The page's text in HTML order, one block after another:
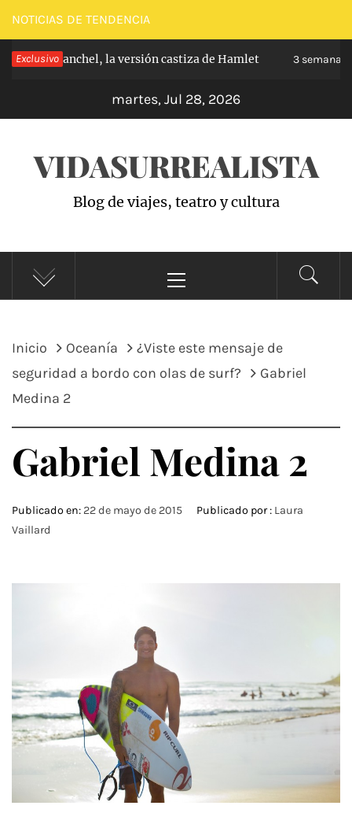
Saltar
al
contenido
NOTICIAS DE TENDENCIA
Exclusivo
de Carabanchel, la versión castiza de Hamlet 3 semanas
martes, Jul 28, 2026
VIDASURREALISTA
Blog de viajes, teatro y cultura
principal
Inicio Oceanía
¿Viste este mensaje de
seguridad a bordo con olas de surf?
Gabriel
Medina 2
Gabriel Medina 2
Publicado en: 22 de mayo de 2015 Publicado por : Laura
Vaillard